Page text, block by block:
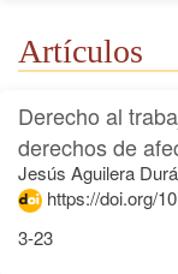
Artículos
Derecho al
derechos de
Jesús Aguilera
https://doi.org/
3-23